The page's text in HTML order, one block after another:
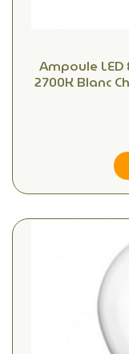
Ampoule LED
2700K Blanc